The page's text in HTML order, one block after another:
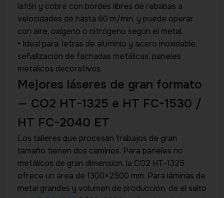
latón y cobre con bordes libres de rebabas a
velocidades de hasta 60 m/min, y puede operar
con aire, oxígeno o nitrógeno según el metal.
• Ideal para: letras de aluminio y acero inoxidable,
señalización de fachadas metálicas, paneles
metálicos decorativos.
Mejores láseres de gran formato
— CO2 HT-1325 e HT FC-1530 /
HT FC-2040 ET
Los talleres que procesan trabajos de gran
tamaño tienen dos caminos. Para paneles no
metálicos de gran dimensión, la CO2 HT-1325
ofrece un área de 1300×2500 mm. Para láminas de
metal grandes y volumen de producción, dé el salto